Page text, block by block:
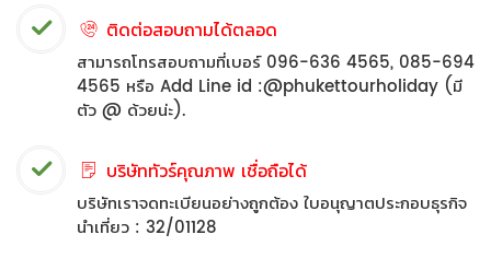
ติดต่อสอบถามได้ตลอด
สามารถโทรสอบถามที่เบอร์ 096-636 4565, 085-694
4565 หรือ Add Line id :@phukettourholiday (มี
ตัว @ ด้วยน่ะ).
บริษัททัวร์คุณภาพ เชื่อถือได้
บริษัทเราจดทะเบียนอย่างถูกต้อง ใบอนุญาตประกอบธุรกิจ
นำเที่ยว : 32/01128